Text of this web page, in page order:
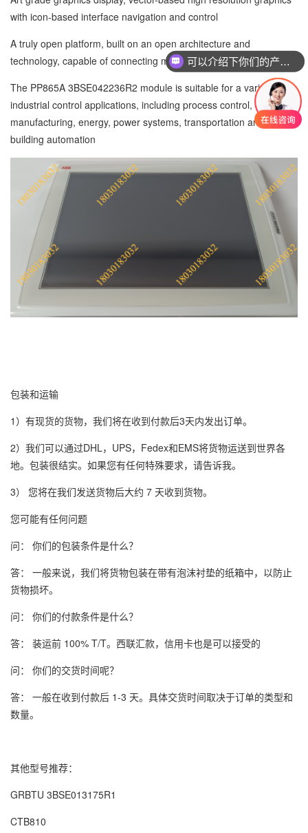
with icon-based interface navigation and control
A truly open platform, built on an open architecture and
technology, capable of connecting multi-brand controllers
The PP865A 3BSE042236R2 module is suitable for a variety of
industrial control applications, including process control,
manufacturing, energy, power systems, transportation and
building automation
包装和运输
1）有现货的货物，我们将在收到付款后3天内发出订单。
2）我们可以通过DHL，UPS，Fedex和EMS将货物运送到世界各
地。包装很结实。如果您有任何特殊要求，请告诉我。
3） 您将在我们发送货物后大约 7 天收到货物。
您可能有任何问题
问： 你们的包装条件是什么？
答： 一般来说，我们将货物包装在带有泡沫衬垫的纸箱中，以防止
货物损坏。
问： 你们的付款条件是什么？
答： 装运前 100% T/T。西联汇款，信用卡也是可以接受的
问： 你们的交货时间呢？
答： 一般在收到付款后 1-3 天。具体交货时间取决于订单的类型和
数量。
其他型号推荐：
GRBTU 3BSE013175R1
CTB810